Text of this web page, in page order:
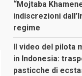
“Mojtaba
indiscrezioni
regime
Il video del pilota
in Indonesia:
pasticche di